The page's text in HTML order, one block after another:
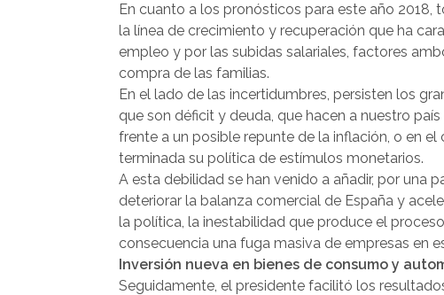
En cuanto a los pronósticos para este año 2018,
la línea de crecimiento y recuperación que ha
empleo y por las subidas salariales, factores
compra de las familias.
En el lado de las incertidumbres, persisten los
que son déficit y deuda, que hacen a nuestro
frente a un posible repunte de la inflación, o en
terminada su política de estímulos monetarios.
A esta debilidad se han venido a añadir, por una
deteriorar la balanza comercial de España y
la política, la inestabilidad que produce el
consecuencia una fuga masiva de empresas en
Inversión nueva en bienes de consumo y
Seguidamente, el presidente facilitó los